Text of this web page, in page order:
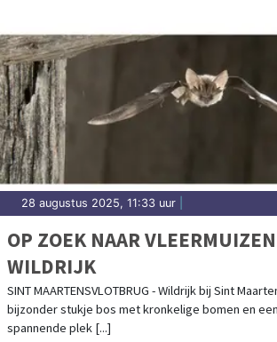
28 augustus 2025, 11:33 uur
OP ZOEK NAAR
WILDRIJK
SINT MAARTENSVLOTBRUG - Wildrijk bij Sint
bijzonder stukje bos met kronkelige bomen en
spannende plek [...]